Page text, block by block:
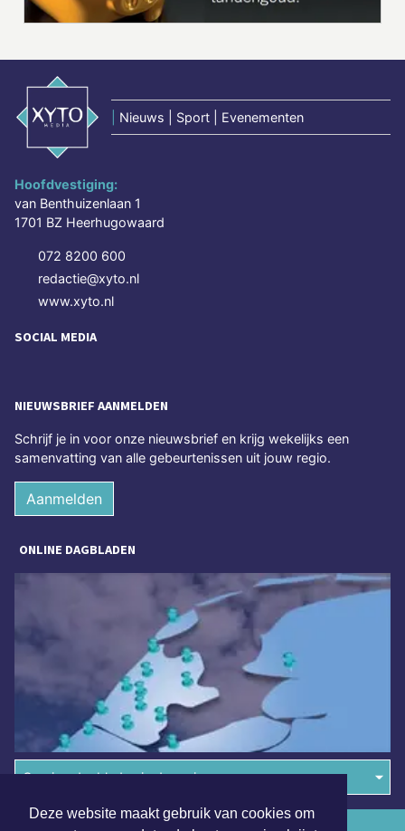
Deze website maakt gebruik van cookies om
Nieuws | Sport | Evenementen
Hoofdvestiging:
van Benthuizenlaan 1
1701 BZ Heerhugowaard
072 8200 600
redactie@xyto.nl
www.xyto.nl
SOCIAL MEDIA
NIEUWSBRIEF AANMELDEN
Schrijf je in voor onze nieuwsbrief en krijg wekelijks een
samenvatting van alle gebeurtenissen uit jouw regio.
Aanmelden
ONLINE DAGBLADEN
Overige dagbladen in de regio